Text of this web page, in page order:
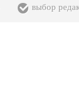
выбор